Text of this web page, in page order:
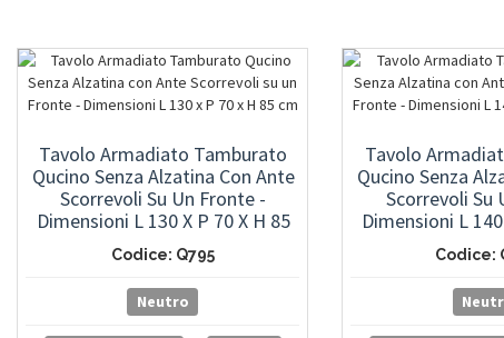
Tavolo Armadiato Tamburato
Qucino Senza Alzatina Con Ante
Scorrevoli Su Un Fronte -
Dimensioni L 130 X P 70 X H 85
Codice: Q795
Neutro
Tavolo
Qucino Senza
Scorrevoli Su
Dimensioni L
Cm
Codice: